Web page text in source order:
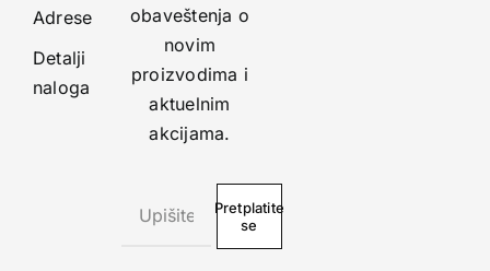
Adrese
Detalji
naloga
obaveštenja o
novim
proizvodima i
aktuelnim
akcijama.
Pretplatite
se